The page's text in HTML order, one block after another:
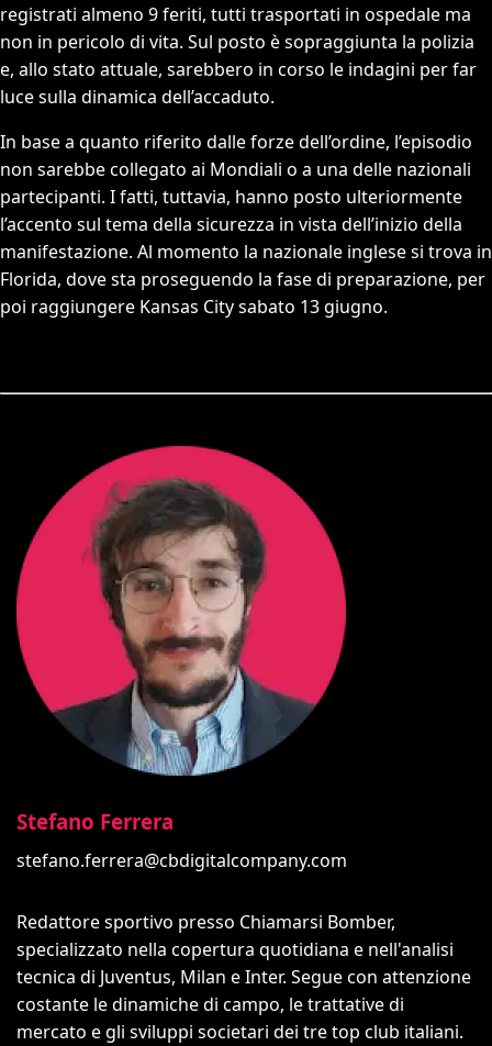
registrati almeno 9 feriti, tutti trasportati in ospedale ma
non in pericolo di vita. Sul posto è sopraggiunta la polizia
e, allo stato attuale, sarebbero in corso le indagini per far
luce sulla dinamica dell’accaduto.
In base a quanto riferito dalle forze dell’ordine, l’episodio
non sarebbe collegato ai Mondiali o a una delle nazionali
partecipanti. I fatti, tuttavia, hanno posto ulteriormente
l’accento sul tema della sicurezza in vista dell’inizio della
manifestazione. Al momento la nazionale inglese si trova in
Florida, dove sta proseguendo la fase di preparazione, per
poi raggiungere Kansas City sabato 13 giugno.
Stefano Ferrera
stefano.ferrera@cbdigitalcompany.com
Redattore sportivo presso Chiamarsi Bomber,
specializzato nella copertura quotidiana e nell'analisi
tecnica di Juventus, Milan e Inter. Segue con attenzione
costante le dinamiche di campo, le trattative di
mercato e gli sviluppi societari dei tre top club italiani.